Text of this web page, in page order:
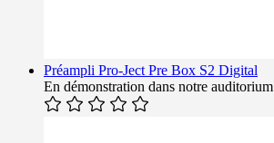
Préampli Pro-Ject Pre Box S2 Digital
En démonstration dans notre auditorium